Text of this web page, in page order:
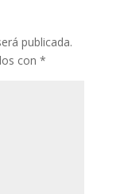
publicada.
con *